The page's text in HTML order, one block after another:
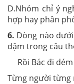
D.Nhóm chỉ ý
hợp hay phân
6. Dòng nào
đậm trong câu
Rồi Bác đi
Từng người